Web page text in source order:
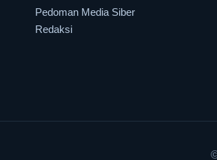
Pedoman Media Siber
Redaksi